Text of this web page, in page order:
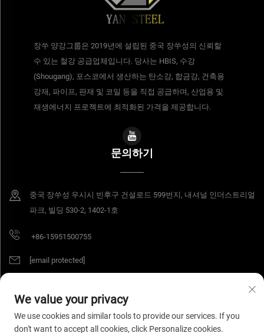
장쑤 양강그룹은 2019년에 설립된 중국 장쑤성의 신뢰할
수 있는 철강 공급업체입니다. 당사는 HBIS, 수강
(Shougang), 포스코에서 생산하는 탄소강, 합금강, 건축용
강재, 파이프, 판재 및 코일 등을 직접 공급하며, 산업용 및
재생에너지 프로젝트에 최적화된 가격을 제공합니다.
문의하기
중국 장쑤성 우시시 빈후구 건설로드 599번지, 내셔널 인더스트리얼
파크, 빌딩 530-2, 1402-1호
+86-15951500755
[email protected]
저작권 © 2026 장쑤 양강 머티어리얼스 유한공사. 모든 권리 보유.
개인정보 처
리방침
We value your privacy
We use cookies and similar tools to provide our services. If you
don't want to accept all cookies, click Personalize cookies.